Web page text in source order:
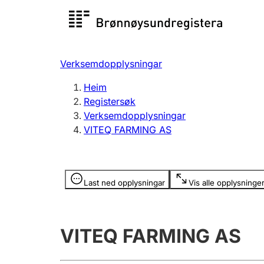
Registersøk
Registrere, endre, slette
Verksemdopplysningar
Heim
Registersøk
Verksemdopplysningar
VITEQ FARMING AS
Last ned opplysningar Vis alle opplysninger
Opplysninger er skjult
VITEQ FARMING AS